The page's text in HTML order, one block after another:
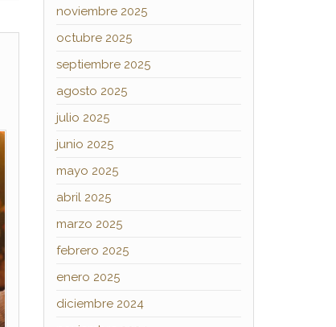
noviembre 2025
octubre 2025
septiembre 2025
agosto 2025
julio 2025
junio 2025
mayo 2025
abril 2025
marzo 2025
febrero 2025
enero 2025
diciembre 2024